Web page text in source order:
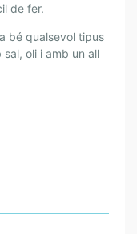
de fer.
bé qualsevol tipus
oli i amb un all